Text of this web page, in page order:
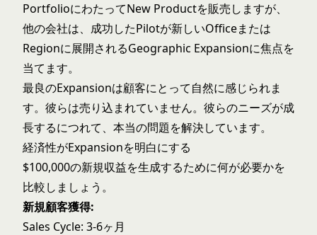
PortfolioにわたってNew Productを販売しますが、
他の会社は、成功したPilotが新しいOfficeまたは
Regionに展開されるGeographic Expansionに焦点を
当てます。
最良のExpansionは顧客にとって自然に感じられま
す。彼らは売り込まれていません。彼らのニーズが成
長するにつれて、本当の問題を解決しています。
経済性がExpansionを明白にする
$100,000の新規収益を生成するために何が必要かを
比較しましょう。
新規顧客獲得:
Sales Cycle: 3-6ヶ月